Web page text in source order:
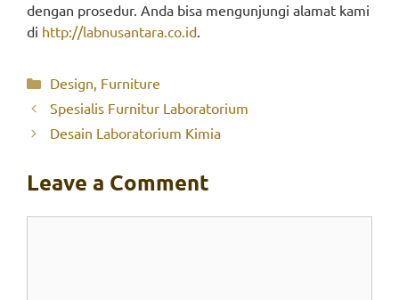
dengan prosedur. Anda bisa mengunjungi alamat kami
di http://labnusantara.co.id.
Categories
Design, Furniture
Spesialis Furnitur Laboratorium
Desain Laboratorium Kimia
Leave a Comment